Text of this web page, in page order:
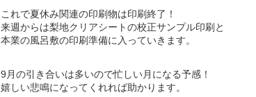
これで夏休み関連の印刷物は印刷終了！
来週からは梨地クリアシートの校正サンプル印刷と
本業の風呂敷の印刷準備に入っていきます。
9月の引き合いは多いので忙しい月になる予感！
嬉しい悲鳴になってくれれば助かります。